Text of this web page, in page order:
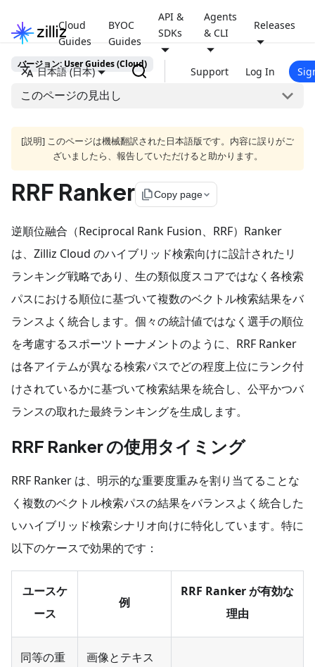
Cloud
Guides
BYOC
Guides
API &
SDKs
Agents
& CLI
Releases
日本語 (日本) Support Log In
バージョン: User Guides (Cloud)
このページの見出し
[説明] このページは機械翻訳された日本語版です。内容に誤りがご
ざいましたら、報告していただけると助かります。
RRF Ranker file_copyCopy page
逆順位融合（Reciprocal Rank Fusion、RRF）Ranker
は、Zilliz Cloud のハイブリッド検索向けに設計されたリ
ランキング戦略であり、生の類似度スコアではなく各検索
パスにおける順位に基づいて複数のベクトル検索結果をバ
ランスよく統合します。個々の統計値ではなく選手の順位
を考慮するスポーツトーナメントのように、RRF Ranker
は各アイテムが異なる検索パスでどの程度上位にランク付
けされているかに基づいて検索結果を統合し、公平かつバ
ランスの取れた最終ランキングを生成します。
RRF Ranker の使用タイミング
RRF Ranker は、明示的な重要度重みを割り当てることな
く複数のベクトル検索パスの結果をバランスよく統合した
いハイブリッド検索シナリオ向けに特化しています。特に
以下のケースで効果的です：
ユースケ
ース
例
RRF Ranker が有効な
理由
同等の重
画像とテキス